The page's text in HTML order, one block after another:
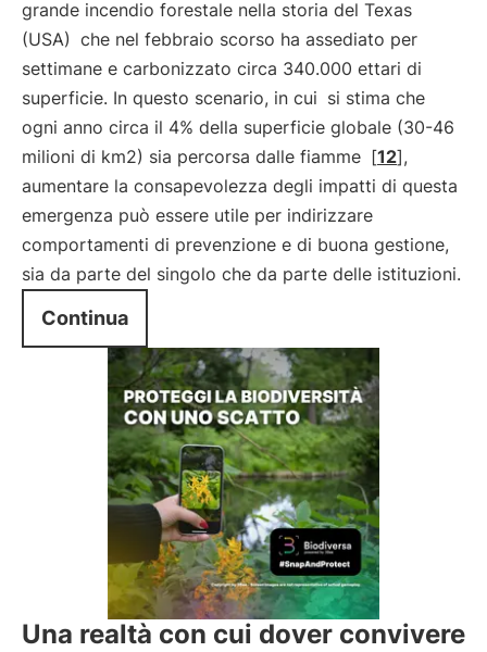
grande incendio forestale nella storia del Texas
(USA) che nel febbraio scorso ha assediato per
settimane e carbonizzato circa 340.000 ettari di
superficie. In questo scenario, in cui si stima che
ogni anno circa il 4% della superficie globale (30-46
milioni di km2) sia percorsa dalle fiamme [12],
aumentare la consapevolezza degli impatti di questa
emergenza può essere utile per indirizzare
comportamenti di prevenzione e di buona gestione,
sia da parte del singolo che da parte delle istituzioni.
Continua
Una realtà con cui dover convivere